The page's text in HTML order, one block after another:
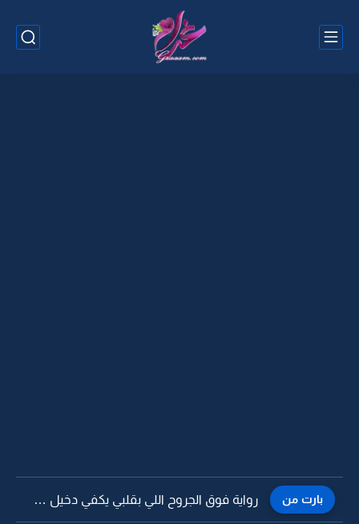
بارت من رواية فوق الجروح اللي بقلبي يكفي دخيل الله لا تجرحوني...